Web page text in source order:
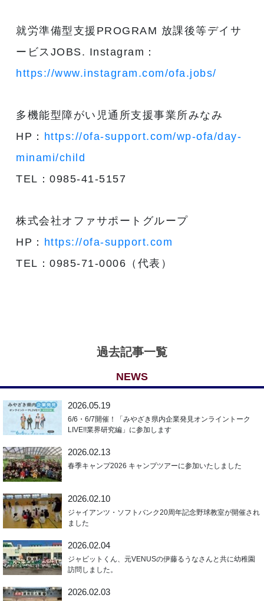
就労準備型支援PROGRAM 放課後等デイサ
ービスJOBS. Instagram：
https://www.instagram.com/ofa.jobs/
多機能型障がい児通所支援事業所みなみ
HP： https://ofa-support.com/wp-ofa/day-
minami/child
TEL：0985-41-5157
株式会社オファサポートグループ
HP： https://ofa-support.com
TEL：0985-71-0006（代表）
過去記事一覧
NEWS
2026.05.19
6/6・6/7開催！「みやざき県内企業発見オンライントーク
LIVE!!業界研究編」に参加します
2026.02.13
春季キャンプ2026 キャンプツアーに参加いたしました
2026.02.10
ジャイアンツ・ソフトバンク20周年記念野球教室が開催され
ました
2026.02.04
ジャビットくん、元VENUSの伊藤るうなさんと共に幼稚園
訪問しました。
2026.02.03